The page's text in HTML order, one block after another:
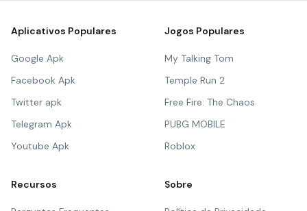
Aplicativos Populares
Google Apk
Facebook Apk
Twitter apk
Telegram Apk
Youtube Apk
Jogos Populares
My Talking Tom
Temple Run 2
Free Fire: The Chaos
PUBG MOBILE
Roblox
Recursos Sobre